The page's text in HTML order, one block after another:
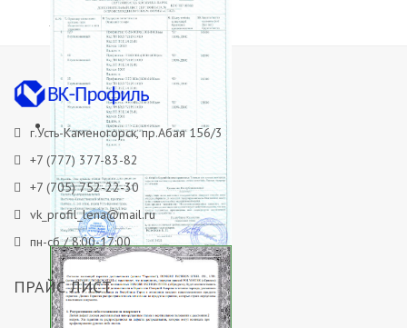
Сертификат о происхождении
товара
Сертификат о происхождении
товара 2
г.Усть-Каменогорск, пр.Абая 156/3
+7 (777) 377-83-82
+7 (705) 752-22-30
vk_profil_lena@mail.ru
пн-сб / 8:00-17:00
ПРАЙС ЛИСТ